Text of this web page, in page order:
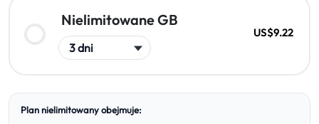
Nielimitowane GB
US$9.22
Plan nielimitowany obejmuje: